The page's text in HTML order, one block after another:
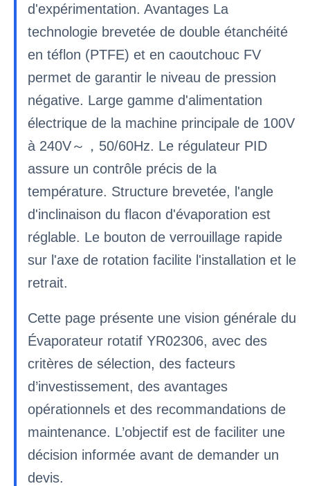
d'expérimentation. Avantages La
technologie brevetée de double étanchéité
en téflon (PTFE) et en caoutchouc FV
permet de garantir le niveau de pression
négative. Large gamme d'alimentation
électrique de la machine principale de 100V
à 240V～，50/60Hz. Le régulateur PID
assure un contrôle précis de la
température. Structure brevetée, l'angle
d'inclinaison du flacon d'évaporation est
réglable. Le bouton de verrouillage rapide
sur l'axe de rotation facilite l'installation et le
retrait.
Cette page présente une vision générale du
Évaporateur rotatif YR02306, avec des
critères de sélection, des facteurs
d’investissement, des avantages
opérationnels et des recommandations de
maintenance. L’objectif est de faciliter une
décision informée avant de demander un
devis.